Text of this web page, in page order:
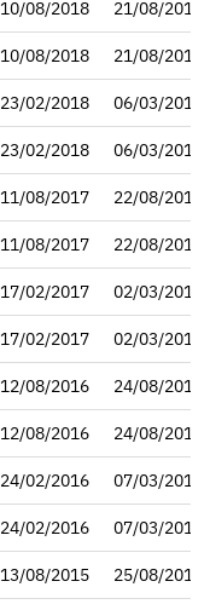
10/08/2018 21/08/2018
10/08/2018 21/08/2018
23/02/2018 06/03/2018
23/02/2018 06/03/2018
11/08/2017 22/08/2017
11/08/2017 22/08/2017
17/02/2017 02/03/2017
17/02/2017 02/03/2017
12/08/2016 24/08/2016
12/08/2016 24/08/2016
24/02/2016 07/03/2016
24/02/2016 07/03/2016
13/08/2015 25/08/2015